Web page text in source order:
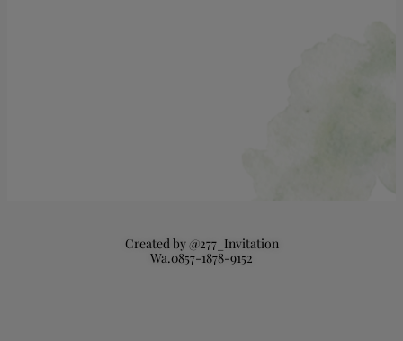
Created by @277_Invitation
Wa.0857-1878-9152